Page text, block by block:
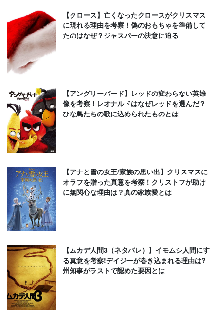
【クロース】亡くなったクロースがクリスマス
に現れる理由を考察！偽のおもちゃを準備して
たのはなぜ？ジャスパーの決意に迫る
【アングリーバード】レッドの変わらない英雄
像を考察！レオナルドはなぜレッドを選んだ？
ひな鳥たちの歌に込められたものとは
【アナと雪の女王/家族の思い出】クリスマスに
オラフを贈った真意を考察！クリストフが助け
に無関心な理由は？真の家族愛とは
【ムカデ人間3（ネタバレ）】イモムシ人間にす
る真意を考察!デイジーが巻き込まれる理由は?
州知事がラストで認めた要因とは